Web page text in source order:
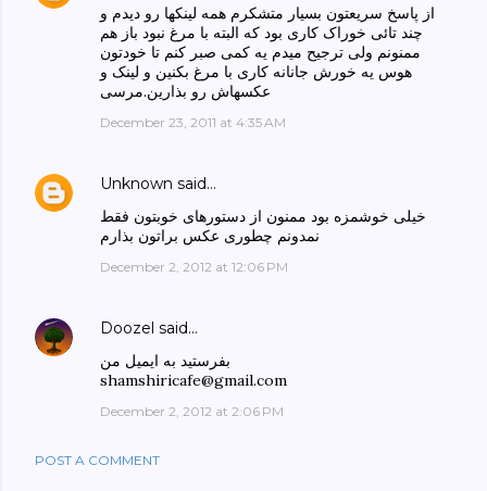
از پاسخ سریعتون بسیار متشکرم همه لینکها رو دیدم و
چند تائی خوراک کاری بود که البته با مرغ نبود باز هم
ممنونم ولی ترجیح میدم یه کمی صبر کنم تا خودتون
هوس یه خورش جانانه کاری با مرغ بکنین و لینک و
عکسهاش رو بذارین.مرسی
December 23, 2011 at 4:35 AM
Unknown said…
خیلی خوشمزه بود ممنون از دستورهای خوبتون فقط
نمدونم چطوری عکس براتون بذارم
December 2, 2012 at 12:06 PM
Doozel said…
بفرستید به ایمیل من
shamshiricafe@gmail.com
December 2, 2012 at 2:06 PM
POST A COMMENT